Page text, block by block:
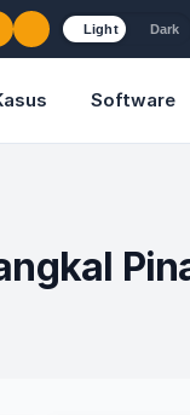
Light Dark
Software